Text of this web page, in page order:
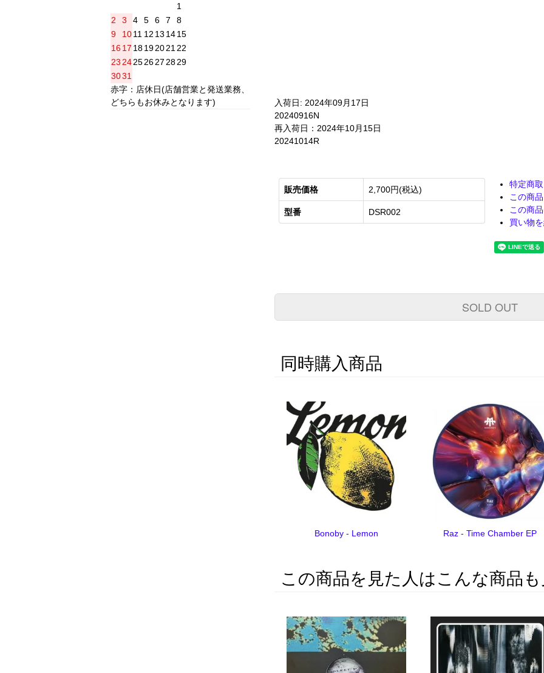
入荷日: 2024年09月17日
20240916N
再入荷日：2024年10月15日
20241014R
販売価格 2,700円(税込)
型番 DSR002
特定商
この商
この商
買い物
SOLD OUT
同時購入商品
Bonoby - Lemon Raz - Time Chamber EP
この商品を見た人はこんな商品
1
2
3 4 5 6 7
8
9
1011 12 13 1415
16 17 18192021 22
23 24252627 2829
3031
赤字：店休日(店舗営業と発送業務、
どちらもお休みとなります)